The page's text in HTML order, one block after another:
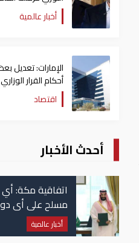
حول هرمز
أخبار عالمية
الإمارات: تعديل
أحكام القرار
شأن الضريبة على
والأعمال
اقتصاد
أحدث الأخبار
اتفاقية مكة:
مسلح على أي
هجوما على الدول
جميعا
أخبار عالمية